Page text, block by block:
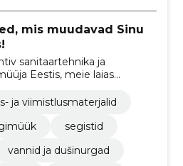
mis muudavad Sinu
sanitaartehnika ja
Eestis, meie laias
lahendused nii
ehitaja jaoks.
ja viimistlusmaterjalid
segistid
vannid ja dušinurgad